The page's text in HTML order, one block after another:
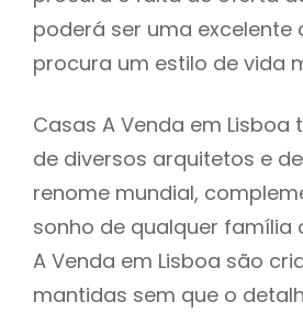
poderá ser uma excelente
procura um estilo de vida
Casas A Venda em
de diversos arquitetos e
renome mundial,
sonho de qualquer família
A Venda em Lisboa são
mantidas sem que o